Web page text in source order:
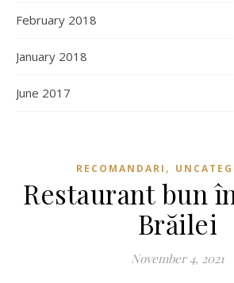
February 2018
January 2018
June 2017
RECOMANDARI ,
Restaurant bun
Brăilei
November 4, 2021